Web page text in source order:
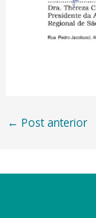
← Post anterior